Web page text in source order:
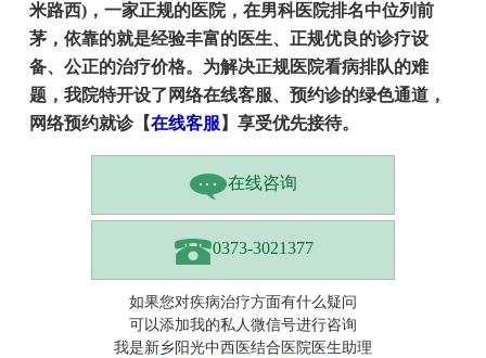
米路西)，一家正规的医院，在男科医院排名中位列前
茅，依靠的就是经验丰富的医生、正规优良的诊疗设
备、公正的治疗价格。为解决正规医院看病排队的难
题，我院特开设了网络在线客服、预约诊的绿色通道，
网络预约就诊【在线客服 】享受优先接待。
在线咨询
0373-3021377
如果您对疾病治疗方面有什么疑问
可以添加我的私人微信号进行咨询
我是新乡阳光中西医结合医院医生助理